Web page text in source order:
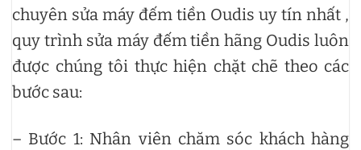
chuyên sửa máy đếm tiền Oudis uy tín nhất ,
quy trình sửa máy đếm tiền hãng Oudis luôn
được chúng tôi thực hiện chặt chẽ theo các
bước sau:
– Bước 1: Nhân viên chăm sóc khách hàng